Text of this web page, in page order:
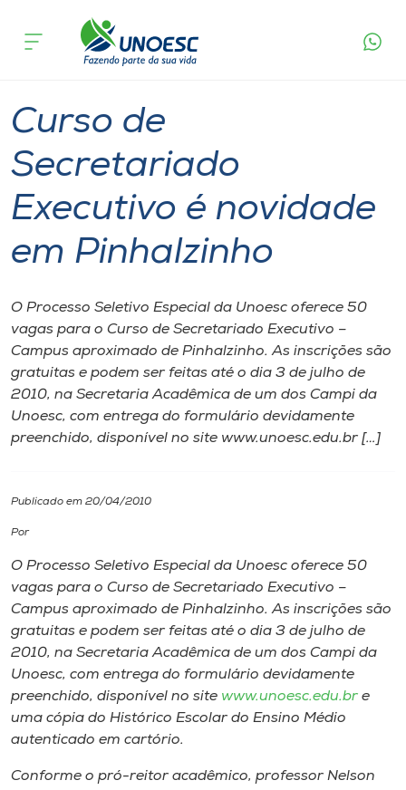
Cursos
Pesquisa
Atendimento ao Estudante
Portal de Ensino
A
Unoesc
Internacionalização
I.nova
Diplomados
CPA
Biblioteca
Editora
Rádio
acontece
Curso de
Secretariado
Executivo é novidade
em Pinhalzinho
O Processo Seletivo Especial da Unoesc oferece 50
vagas para o Curso de Secretariado Executivo –
Campus aproximado de Pinhalzinho. As inscrições são
gratuitas e podem ser feitas até o dia 3 de julho de
2010, na Secretaria Acadêmica de um dos Campi da
Unoesc, com entrega do formulário devidamente
preenchido, disponível no site www.unoesc.edu.br […]
Publicado em 20/04/2010
Por
O Processo Seletivo Especial da Unoesc oferece 50
vagas para o Curso de Secretariado Executivo –
Campus aproximado de Pinhalzinho. As inscrições são
gratuitas e podem ser feitas até o dia 3 de julho de
2010, na Secretaria Acadêmica de um dos Campi da
Unoesc, com entrega do formulário devidamente
preenchido, disponível no site www.unoesc.edu.br e
uma cópia do Histórico Escolar do Ensino Médio
autenticado em cartório.
Conforme o pró-reitor acadêmico, professor Nelson